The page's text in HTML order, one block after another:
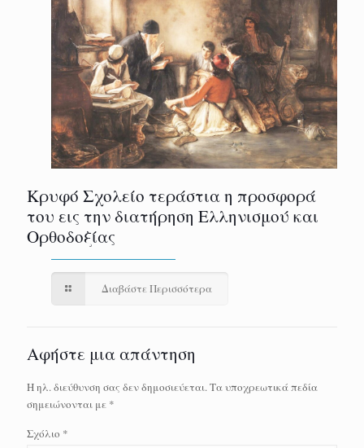
Κρυφό Σχολείο τεράστια η προσφορά
του εις την διατήρηση Ελληνισμού και
Ορθοδοξίας
Διαβάστε Περισσότερα
Αφήστε μια απάντηση
Η ηλ. διεύθυνση σας δεν δημοσιεύεται.Τα υποχρεωτικά πεδία
σημειώνονται με *
Σχόλιο *